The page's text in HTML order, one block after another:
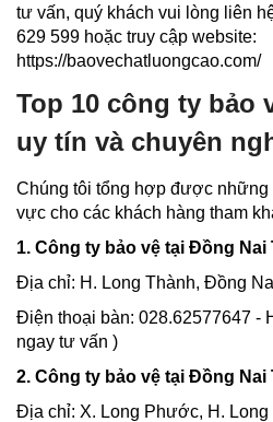
tư vấn, quý khách vui lòng liên
629 599 hoặc truy cập website:
https://baovechatluongcao.com/
Top 10 công ty bảo
uy tín và chuyên
Chúng tôi tổng hợp được
vực cho các khách hàng tham
1. Công ty bảo vệ tại Đồng
Địa chỉ: H. Long Thành, Đồng
Điện thoại bàn: 028.62577647 -
ngay tư vấn )
2. Công ty bảo vệ tại Đồng Nai
Địa chỉ: X. Long Phước, H.